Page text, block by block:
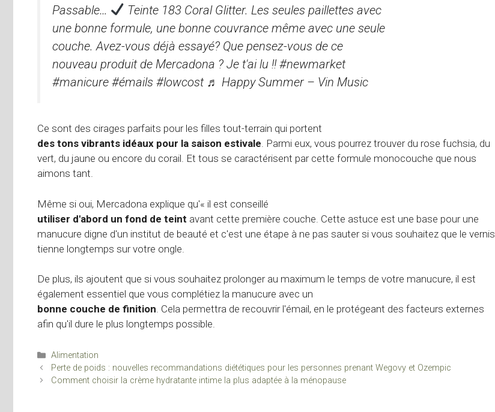
Passable…
Teinte 183 Coral Glitter. Les seules paillettes avec
une bonne formule, une bonne couvrance même avec une seule
couche. Avez-vous déjà essayé? Que pensez-vous de ce
nouveau produit de Mercadona ? Je t'ai lu !! #newmarket
#manicure #émails #lowcost ♬ Happy Summer – Vin Music
Ce sont des cirages parfaits pour les filles tout-terrain qui portent
des tons vibrants idéaux pour la saison estivale. Parmi eux, vous pourrez trouver du rose fuchsia, du
vert, du jaune ou encore du corail. Et tous se caractérisent par cette formule monocouche que nous
aimons tant.
Même si oui, Mercadona explique qu'« il est conseillé
utiliser d'abord un fond de teint avant cette première couche. Cette astuce est une base pour une
manucure digne d'un institut de beauté et c'est une étape à ne pas sauter si vous souhaitez que le vernis
tienne longtemps sur votre ongle.
De plus, ils ajoutent que si vous souhaitez prolonger au maximum le temps de votre manucure, il est
également essentiel que vous complétiez la manucure avec un
bonne couche de finition. Cela permettra de recouvrir l'émail, en le protégeant des facteurs externes
afin qu'il dure le plus longtemps possible.
Catégories
Alimentation
Perte de poids : nouvelles recommandations diététiques pour les personnes prenant Wegovy et Ozempic
Comment choisir la crème hydratante intime la plus adaptée à la ménopause